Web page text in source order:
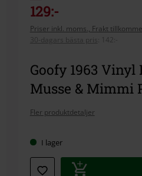
129:-
Priser inkl. moms., Frakt
30-dagars bästa pris
142:-
Goofy 1963 Vinyl
Musse & Mimmi
Fler produktdetaljer
I lager